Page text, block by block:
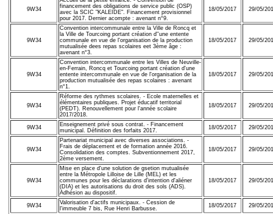
9W34
financement des obligations de service public (OSP)
avec la SCIC "KALEIDE". Financement provisionnel
pour 2017. Dernier acompte : avenant n°9.
18/05/2017 29/05/
9W34
Convention intercommunale entre la Ville de Roncq et
la Ville de Tourcoing portant création d''une entente
communale en vue de l'organisation de la production
mutualisée dees repas scolaires eet 3ème âge :
avenant n°3.
18/05/2017 29/05/
9W34
Convention intercommunale entre les Villes de Neuville-
en-Ferrain, Roncq et Tourcoing portant création d'une
entente intercommunale en vue de l'organisation de la
production mutualisée des repas scolaires : avenant
n°1.
18/05/2017 29/05/
9W34
Réforme des rythmes scolaires. - Ecole maternelles et
élémentaires publiques. Projet éducatif territorial
(PEDT). Renouvellement pour l'année scolaire
2017/2018.
18/05/2017 29/05/
9W34
Enseignement privé sous contrat. - Financement
municipal. Définition des forfaits 2017.
18/05/2017 29/05/
9W34
Partenariat municipal avec diverses associations. -
Frais de déplacement et de formation année 2016.
Consolidation des comptes. Subventionnement 2017,
2ème versement.
18/05/2017 29/05/
9W34
Mise en place d'une solution de gsetion mutualisée
entre la Métropole Lilloise de Lille (MEL) et les
communes pour les déclarations d'intention d'aliéner
(DIA) et les autorisations du droit des sols (ADS).
Adhésion au dispositif.
18/05/2017 29/05/
9W34
Valorisation d'actifs municipaux. - Cession de
l'immeuble 7 bis, Rue Henri Barbusse.
18/05/2017 29/05/